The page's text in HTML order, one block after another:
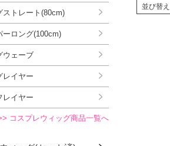
並び替え
ストレート(80cm)
ーロング(100cm)
ウェーブ
レイヤー
レイヤー
コスプレウィッグ商品一覧へ